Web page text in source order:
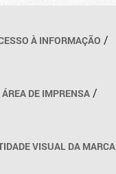
À INFORMAÇÃO
ÁREA DE IMPRENSA
VISUAL DA MARCA